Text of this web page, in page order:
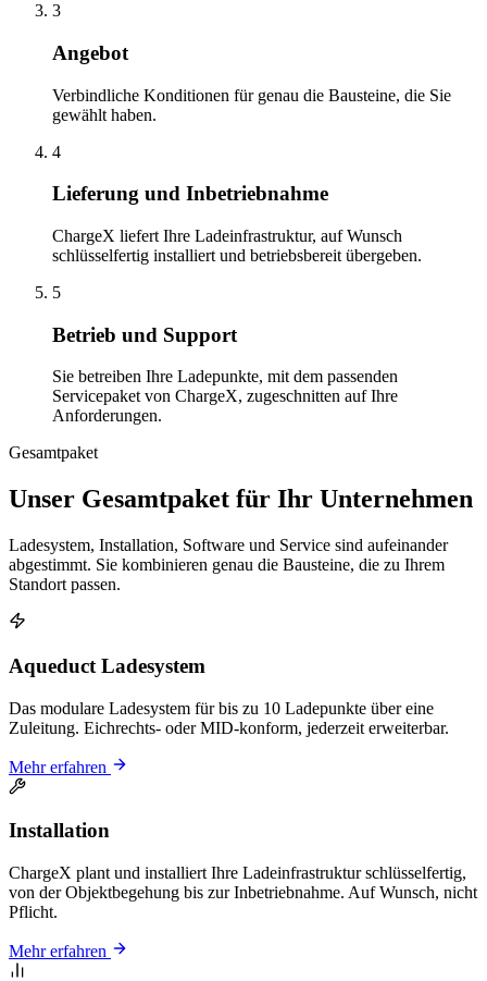
3
Angebot
Verbindliche Konditionen für genau die Bausteine, die Sie
gewählt haben.
4
Lieferung und Inbetriebnahme
ChargeX liefert Ihre Ladeinfrastruktur, auf Wunsch
schlüsselfertig installiert und betriebsbereit übergeben.
5
Betrieb und Support
Sie betreiben Ihre Ladepunkte, mit dem passenden
Servicepaket von ChargeX, zugeschnitten auf Ihre
Anforderungen.
Gesamtpaket
Unser Gesamtpaket für Ihr Unternehmen
Ladesystem, Installation, Software und Service sind aufeinander
abgestimmt. Sie kombinieren genau die Bausteine, die zu Ihrem
Standort passen.
Aqueduct Ladesystem
Das modulare Ladesystem für bis zu 10 Ladepunkte über eine
Zuleitung. Eichrechts- oder MID-konform, jederzeit erweiterbar.
Mehr erfahren
Installation
ChargeX plant und installiert Ihre Ladeinfrastruktur schlüsselfertig,
von der Objektbegehung bis zur Inbetriebnahme. Auf Wunsch, nicht
Pflicht.
Mehr erfahren